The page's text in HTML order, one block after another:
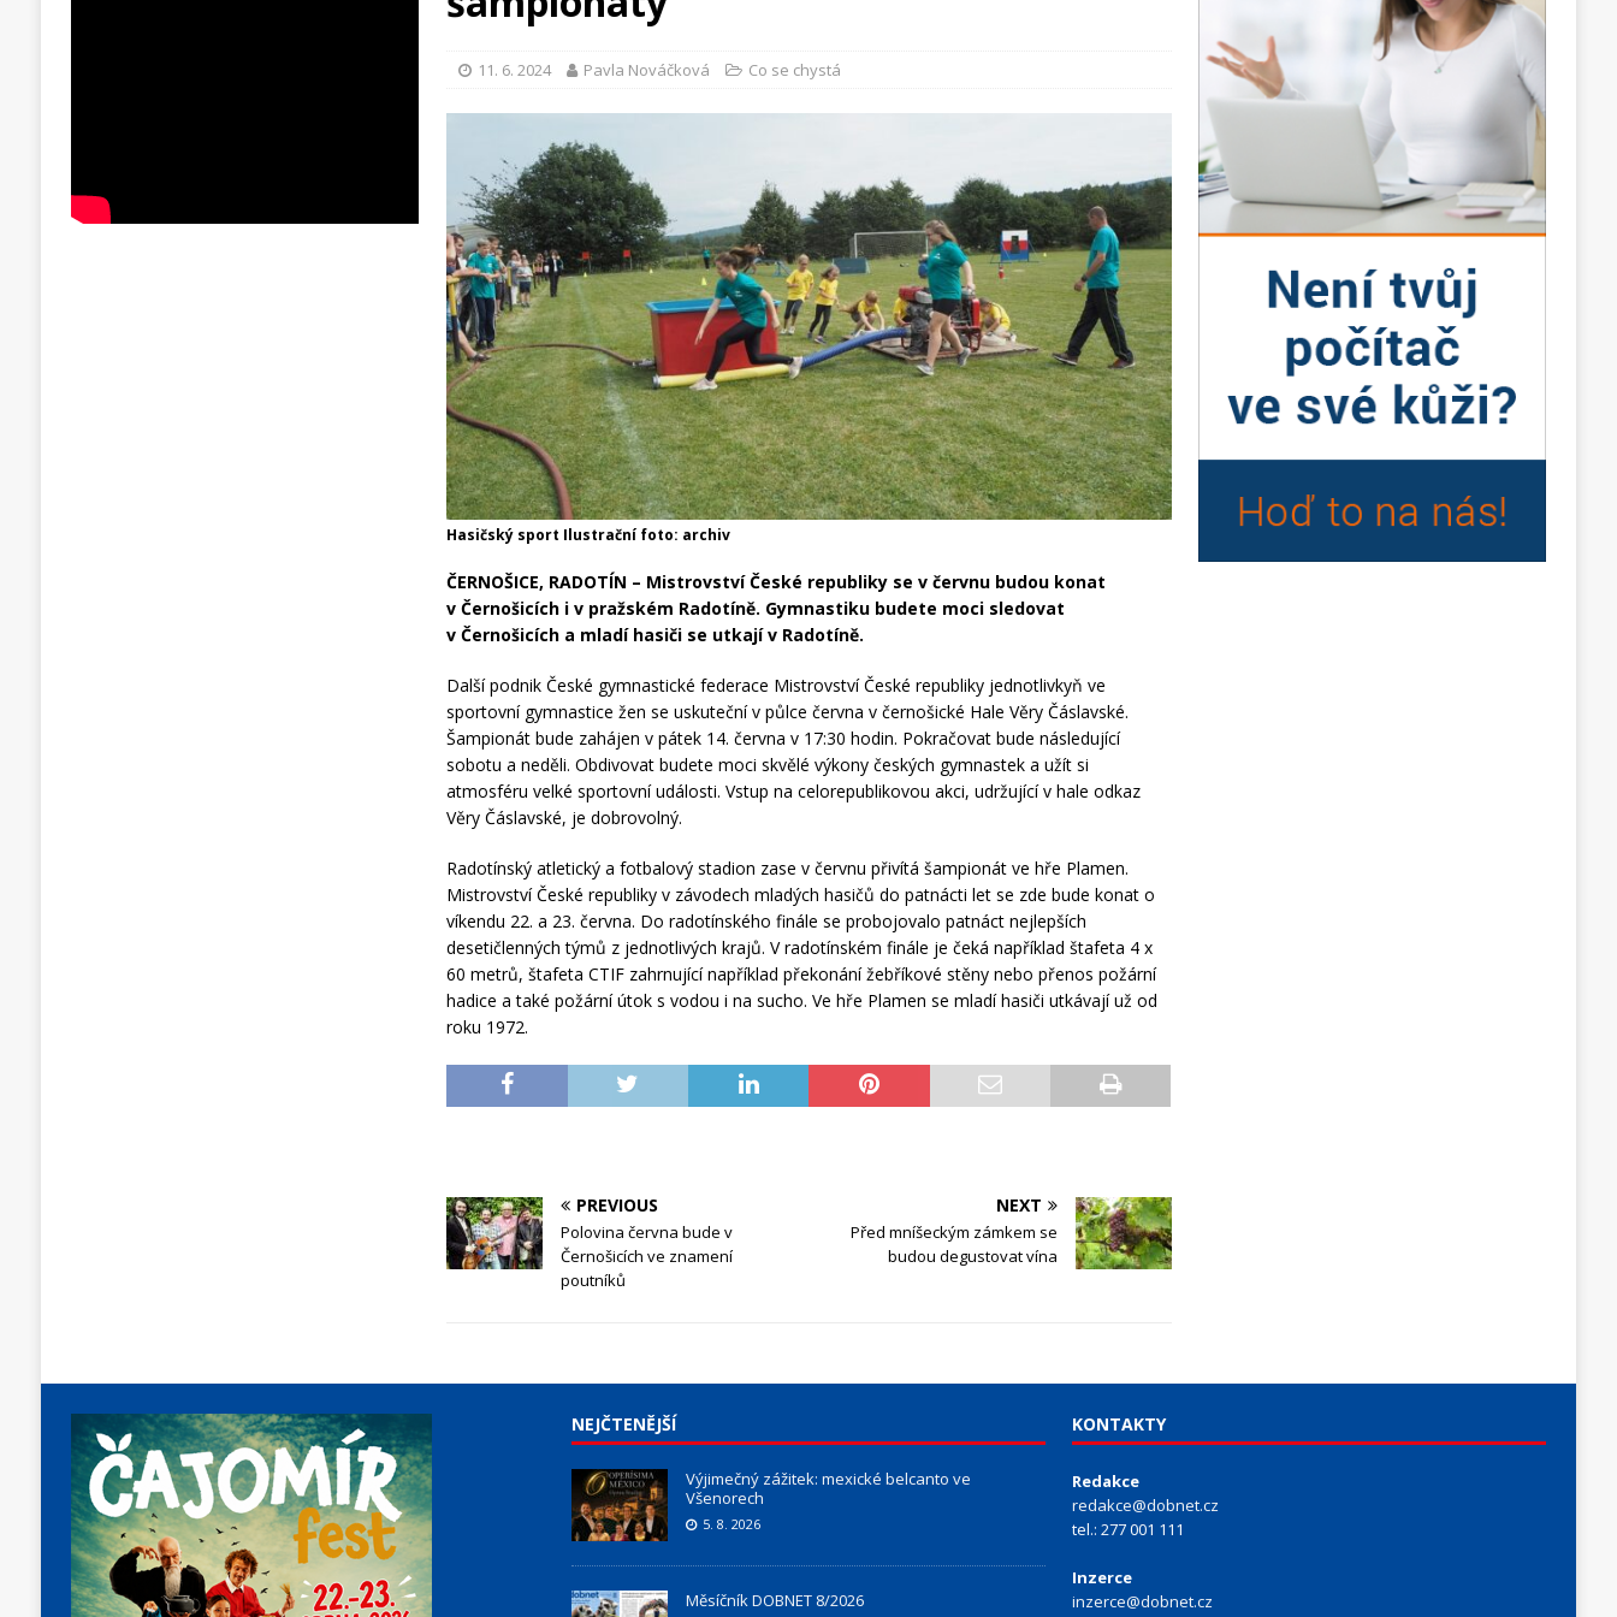
11. 6. 2024 Pavla Nováčková Co se chystá
Hasičský sport Ilustrační foto: archiv
ČERNOŠICE, RADOTÍN – Mistrovství České republiky se v červnu budou konat
v Černošicích i v pražském Radotíně. Gymnastiku budete moci sledovat
v Černošicích a mladí hasiči se utkají v Radotíně.
Další podnik České gymnastické federace Mistrovství České republiky jednotlivkyň ve
sportovní gymnastice žen se uskuteční v půlce června v černošické Hale Věry Čáslavské.
Šampionát bude zahájen v pátek 14. června v 17:30 hodin. Pokračovat bude následující
sobotu a neděli. Obdivovat budete moci skvělé výkony českých gymnastek a užít si
atmosféru velké sportovní události. Vstup na celorepublikovou akci, udržující v hale odkaz
Věry Čáslavské, je dobrovolný.
Radotínský atletický a fotbalový stadion zase v červnu přivítá šampionát ve hře Plamen.
Mistrovství České republiky v závodech mladých hasičů do patnácti let se zde bude konat o
víkendu 22. a 23. června. Do radotínského finále se probojovalo patnáct nejlepších
desetičlenných týmů z jednotlivých krajů. V radotínském finále je čeká například štafeta 4 x
60 metrů, štafeta CTIF zahrnující například překonání žebříkové stěny nebo přenos požární
hadice a také požární útok s vodou i na sucho. Ve hře Plamen se mladí hasiči utkávají už od
roku 1972.
PREVIOUS
Polovina června bude v
Černošicích ve znamení
poutníků
NEXT
Před mníšeckým zámkem se
budou degustovat vína
NEJČTENĚJŠÍ
Výjimečný zážitek: mexické belcanto ve
Všenorech
5. 8. 2026
Měsíčník DOBNET 8/2026
KONTAKTY
Redakce
redakce@dobnet.cz
tel.: 277 001 111
Inzerce
inzerce@dobnet.cz